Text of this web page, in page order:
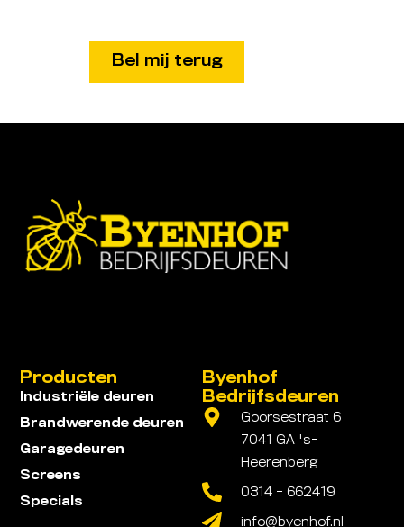
Byenhof
Bedrijfsdeuren
Goorsestraat 6
7041 GA 's-
Heerenberg
0314 - 662419
info@byenhof.nl
Producten
Industriële deuren
Brandwerende deuren
Garagedeuren
Screens
Specials